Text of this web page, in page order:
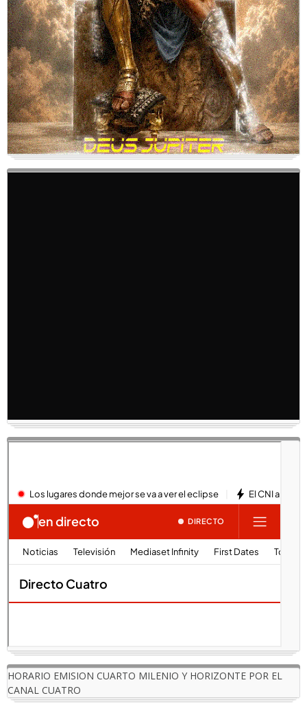
HORARIO EMISION CUARTO MILENIO Y HORIZONTE POR EL
CANAL CUATRO